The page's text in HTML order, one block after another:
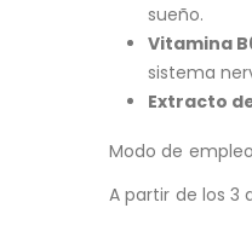
sueño.
Vitamina
sistema
Extracto
Modo de
A partir de los 3